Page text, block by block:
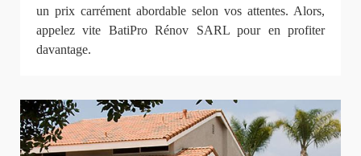
un prix carrément abordable selon vos attentes. Alors,
appelez vite BatiPro Rénov SARL pour en profiter
davantage.